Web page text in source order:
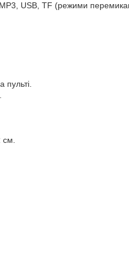
USB, TF (режими
пульті.
см.